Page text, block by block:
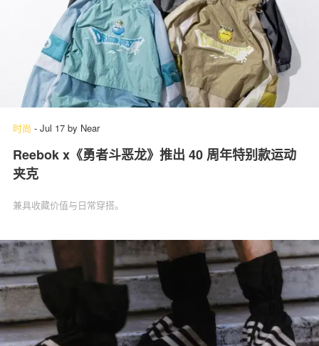
时尚 - Jul 17 by Near
Reebok x《勇者斗恶龙》推出 40 周年特别款运动
夹克
兼具收藏价值与日常穿搭。